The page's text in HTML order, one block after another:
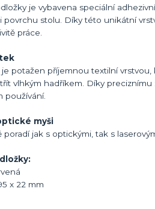
je vybavena speciální
povrchu stolu. Díky této unikátní
práce.
potažen příjemnou textilní
vlhkým hadříkem. Díky
používání.
myši
poradí jak s optickými, tak s
x 22 mm